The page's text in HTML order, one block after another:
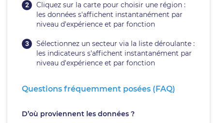
Cliquez sur la carte pour choisir une région :
les données s'affichent instantanément par
niveau d'expérience et par fonction
Sélectionnez un secteur via la liste déroulante :
les indicateurs s'affichent instantanément par
niveau d'expérience et par fonction
Questions fréquemment posées (FAQ)
D’où proviennent les données ?